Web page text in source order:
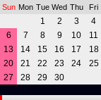
Sun Mon Tue Wed Thu Fri
1 2 3 4
6
7 8 9 10 11
13
14 15 16 17 18
20
21 22 23 24 25
27
28 29 30